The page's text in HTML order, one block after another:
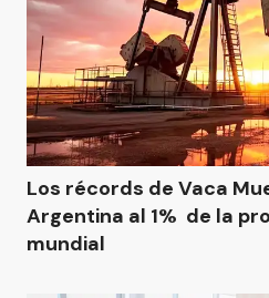
Los récords de Vaca
Argentina al 1% de la
mundial